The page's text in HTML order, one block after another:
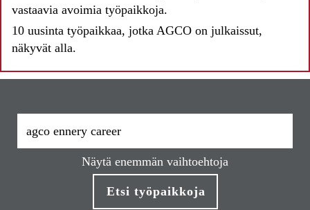
vastaavia avoimia työpaikkoja.
10 uusinta työpaikkaa, jotka AGCO on julkaissut,
näkyvät alla.
Näytä enemmän vaihtoehtoja